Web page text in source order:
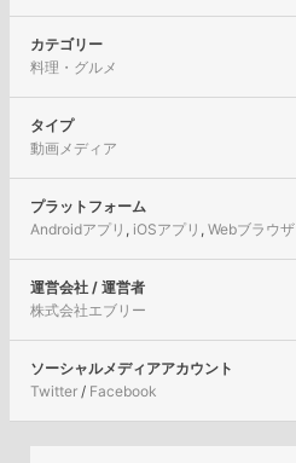
カテゴリー
料理・グルメ
タイプ
動画メディア
プラットフォーム
Androidアプリ , iOSアプリ ,Webブラウザ
運営会社 / 運営者
株式会社エブリー
ソーシャルメディアアカウント
Twitter / Facebook